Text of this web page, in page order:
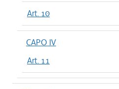
Art. 10
CAPO IV
Art. 11